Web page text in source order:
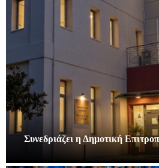
Συνεδριάζει η Δημοτική